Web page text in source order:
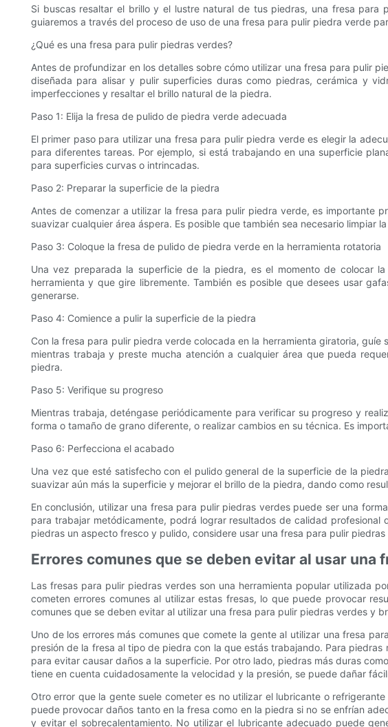
Si buscas resaltar el brillo y el lustre natural de tus piedras, una fresa
guiaremos a través del proceso de uso de una fresa para pulir piedra verde
¿Qué es una fresa para pulir piedras verdes?
Antes de profundizar en los detalles sobre cómo utilizar una fresa para pulir
diseñada para alisar y pulir superficies duras como piedras, cerámica y
imperfecciones y resaltar el brillo natural de la piedra.
Paso 1: Elija la fresa de pulido de piedra verde adecuada
El primer paso para utilizar una fresa para pulir piedra verde es elegir la
para diferentes tareas. Por ejemplo, si está trabajando en una superficie
para superficies curvas o intrincadas.
Paso 2: Preparar la superficie de la piedra
Antes de comenzar a utilizar la fresa para pulir piedra verde, es importante
suavizar cualquier área áspera. Es posible que también sea necesario
Paso 3: Coloque la fresa de pulido de piedra verde en la herramienta rotatoria
Una vez preparada la superficie de la piedra, es el momento de colocar
herramienta y que gire libremente. También es posible que desees usar
generarse.
Paso 4: Comience a pulir la superficie de la piedra
Con la fresa para pulir piedra verde colocada en la herramienta giratoria,
mientras trabaja y preste mucha atención a cualquier área que pueda
piedra.
Paso 5: Verifique su progreso
Mientras trabaja, deténgase periódicamente para verificar su progreso y
forma o tamaño de grano diferente, o realizar cambios en su técnica. Es
Paso 6: Perfecciona el acabado
Una vez que esté satisfecho con el pulido general de la superficie de la
suavizar aún más la superficie y mejorar el brillo de la piedra, dando como
En conclusión, utilizar una fresa para pulir piedras verdes puede ser una
para trabajar metódicamente, podrá lograr resultados de calidad
piedras un aspecto fresco y pulido, considere usar una fresa para pulir
Errores comunes que se deben evitar al usar una
Las fresas para pulir piedras verdes son una herramienta popular utilizada
cometen errores comunes al utilizar estas fresas, lo que puede provocar
comunes que se deben evitar al utilizar una fresa para pulir piedras verdes y
Uno de los errores más comunes que comete la gente al utilizar una fresa
presión de la fresa al tipo de piedra con la que estás trabajando. Para
para evitar causar daños a la superficie. Por otro lado, piedras más duras
tiene en cuenta cuidadosamente la velocidad y la presión, se puede dañar
Otro error que la gente suele cometer es no utilizar el lubricante o
puede provocar daños tanto en la fresa como en la piedra si no se enfrían
y evitar el sobrecalentamiento. No utilizar el lubricante adecuado puede